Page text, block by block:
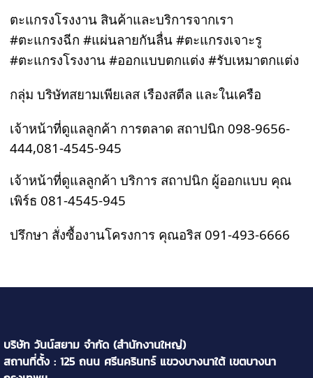
ตะแกรงโรงงาน สินค้าและบริการจากเรา
#ตะแกรงฉีก #แผ่นลายกันลื่น #ตะแกรงเจาะรู
#ตะแกรงโรงงาน #ออกแบบตกแต่ง #รับเหมาตกแต่ง
กลุ่ม บริษัทสยามเพียเลส เรืองสตีล และในเครือ
เจ้าหน้าที่ดูแลลูกค้า การตลาด สถาปนิก 098-9656-
444,081-4545-945
เจ้าหน้าที่ดูแลลูกค้า บริการ สถาปนิก ผู้ออกแบบ คุณ
เพิร์ธ 081-4545-945
ปรึกษา สั่งซื้องานโครงการ คุณอริส 091-493-6666
บริษัท วันน์สยาม จำกัด (สำนักงานใหญ่)
สถานที่ตั้ง : 125 ถนน ศรีนครินทร์ แขวงบางนาใต้ เขตบางนา